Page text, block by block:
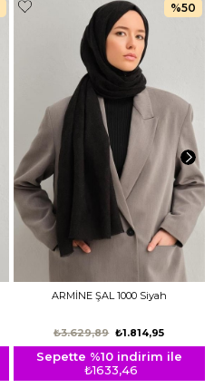
ARMİNE ŞAL 1000 Siyah
₺1.814,95
₺3.629,89
Sepette %10 indirim ile
₺1633,46
%50